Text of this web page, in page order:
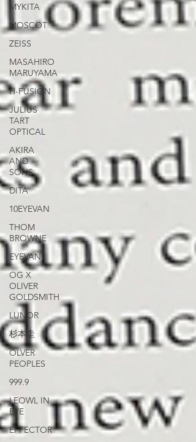
MYKITA
MOSCOT
ZEISS
MASAHIRO
MARUYAMA
H-FUSION
JULIUS
TART
OPTICAL
AKIRA
AND
SONS
DITA
10EYEVAN
THOM
BROWNE
EYEVAN
OG X
OLIVER
GOLDSMITH
LUNOR
杉本圭
OLVER
PEOPLES
999.9
LEOWL IN
EYE
EFFECTOR